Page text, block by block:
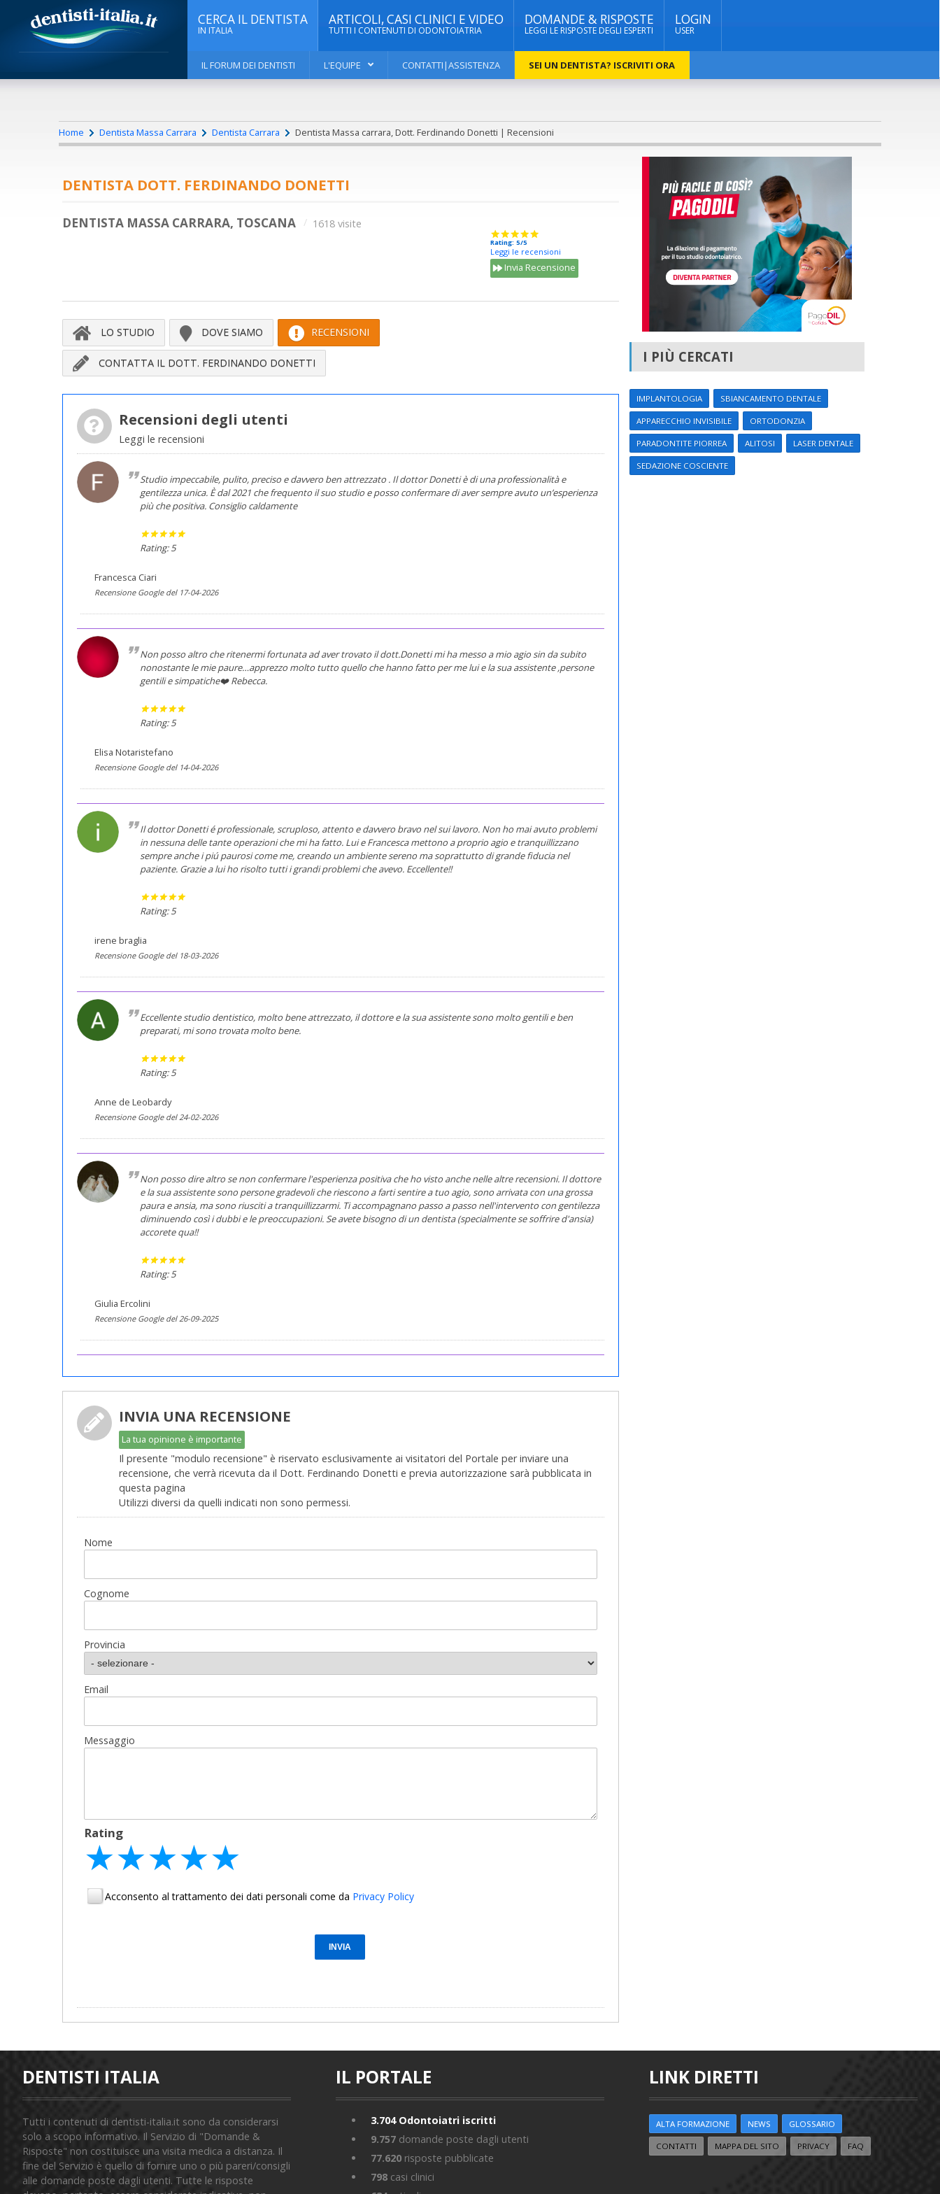
CERCA IL DENTISTA
IN ITALIA
ARTICOLI, CASI CLINICI E VIDEO
TUTTI I CONTENUTI DI ODONTOIATRIA
DOMANDE & RISPOSTE
LEGGI LE RISPOSTE DEGLI ESPERTI
LOGIN
USER
IL FORUM DEI DENTISTI L'EQUIPE CONTATTI|ASSISTENZA SEI UN DENTISTA? ISCRIVITI ORA
Home Dentista Massa Carrara Dentista Carrara Dentista Massa carrara, Dott. Ferdinando Donetti | Recensioni
DENTISTA DOTT. FERDINANDO DONETTI
DENTISTA MASSA CARRARA, TOSCANA 1618 visite
Rating: 5/5
Leggi le recensioni
Invia Recensione
LO STUDIO DOVE SIAMO RECENSIONI
CONTATTA IL DOTT. FERDINANDO DONETTI
Recensioni degli utenti
Leggi le recensioni
Studio impeccabile, pulito, preciso e davvero ben attrezzato . Il dottor Donetti è di una professionalità e
gentilezza unica. È dal 2021 che frequento il suo studio e posso confermare di aver sempre avuto un’esperienza
più che positiva. Consiglio caldamente
Rating: 5
Francesca Ciari
Recensione Google del 17-04-2026
Non posso altro che ritenermi fortunata ad aver trovato il dott.Donetti mi ha messo a mio agio sin da subito
nonostante le mie paure…apprezzo molto tutto quello che hanno fatto per me lui e la sua assistente ,persone
gentili e simpatiche❤️ Rebecca.
Rating: 5
Elisa Notaristefano
Recensione Google del 14-04-2026
Il dottor Donetti é professionale, scruploso, attento e davvero bravo nel sui lavoro. Non ho mai avuto problemi
in nessuna delle tante operazioni che mi ha fatto. Lui e Francesca mettono a proprio agio e tranquillizzano
sempre anche i piú paurosi come me, creando un ambiente sereno ma soprattutto di grande fiducia nel
paziente. Grazie a lui ho risolto tutti i grandi problemi che avevo. Eccellente!!
Rating: 5
irene braglia
Recensione Google del 18-03-2026
Eccellente studio dentistico, molto bene attrezzato, il dottore e la sua assistente sono molto gentili e ben
preparati, mi sono trovata molto bene.
Rating: 5
Anne de Leobardy
Recensione Google del 24-02-2026
Non posso dire altro se non confermare l'esperienza positiva che ho visto anche nelle altre recensioni. Il dottore
e la sua assistente sono persone gradevoli che riescono a farti sentire a tuo agio, sono arrivata con una grossa
paura e ansia, ma sono riusciti a tranquillizzarmi. Ti accompagnano passo a passo nell'intervento con gentilezza
diminuendo così i dubbi e le preoccupazioni. Se avete bisogno di un dentista (specialmente se soffrire d'ansia)
accorete qua!!
Rating: 5
Giulia Ercolini
Recensione Google del 26-09-2025
I PIÙ CERCATI
IMPLANTOLOGIA SBIANCAMENTO DENTALE
APPARECCHIO INVISIBILE ORTODONZIA
PARADONTITE PIORREA ALITOSI LASER DENTALE
SEDAZIONE COSCIENTE
INVIA UNA RECENSIONE
La tua opinione è importante
Il presente "modulo recensione" è riservato esclusivamente ai visitatori del Portale per inviare una
recensione, che verrà ricevuta da il Dott. Ferdinando Donetti e previa autorizzazione sarà pubblicata in
questa pagina
Utilizzi diversi da quelli indicati non sono permessi.
Nome
Cognome
Provincia
Email
Messaggio
Rating
★
★★
★★★
★★★★
★★★★★
Acconsento al trattamento dei dati personali come da Privacy Policy
DENTISTI ITALIA
Tutti i contenuti di dentisti-italia.it sono da considerarsi
solo a scopo informativo. Il Servizio di "Domande &
Risposte" non costituisce una visita medica a distanza. Il
fine del Servizio è quello di fornire uno o più pareri/consigli
alle domande poste dagli utenti. Tutte le risposte
IL PORTALE
3.704Odontoiatri iscritti
9.757 domande poste dagli utenti
77.620 risposte pubblicate
798 casi clinici
LINK DIRETTI
ALTA FORMAZIONE NEWS GLOSSARIO
CONTATTI MAPPA DEL SITO PRIVACY FAQ